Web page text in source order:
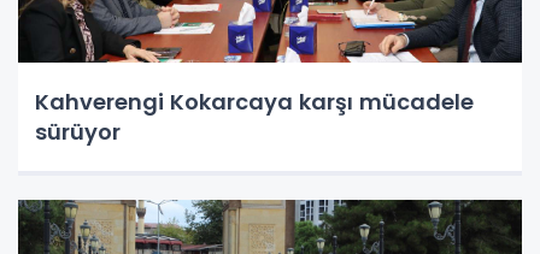
Kahverengi Kokarcaya karşı mücadele
sürüyor